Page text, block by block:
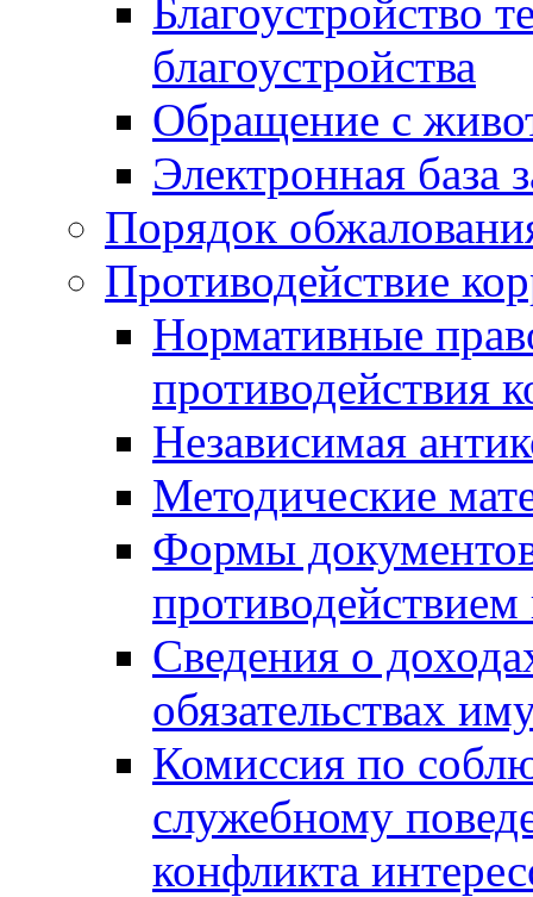
Благоустройство
благоустройства
Обращение с
Электронная база
Порядок
Противодействие
Нормативные
противодействия
Независимая
Методические
Формы
Сведения о
обязательствах
Комиссия по
служебному
конфликта